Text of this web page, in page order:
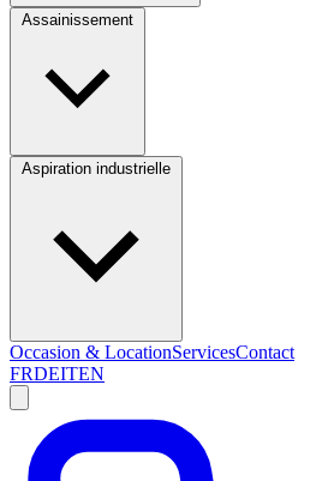
Occasion & LocationServicesContact
FRDEITEN